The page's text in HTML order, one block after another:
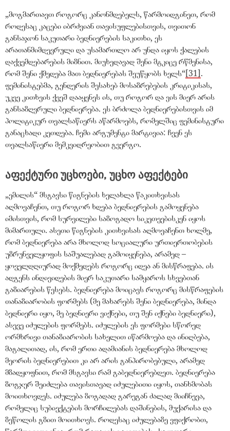
„მოგმართავთ როგორც კანონმდებელს, წარმოიდგინეთ, რომ
როდესაც კაცები იბრძვიან თავისუფლებისთვის, თვითონ
განსაჯონ საკუთარი ბედნიერების საკითხი, ეს
არათანმიმდევრული და უსამართლო არ უნდა იყოს ქალების
დაქვემდებარების მიზნით. მიუხედავად შენი მტკიცე რწმენისა,
რომ შენი ქმედება მათ ბედნიერებას შეუწყობს ხელს“[31].
ფემინისტებმა, გენდერის შესახებ მოსაზრებების კრიტიკისას,
უკვე კითხვის ქვეშ დააყენეს ის, თუ როგორ და ვის მიერ არის
განსაზღვრული ბედნიერება. ეს ბრძოლა ბედნიერებისთვის იმ
პოლიტიკურ თვალსაწიერს აწარმოებს, რომელშიც ფემინისტური
განაცხადი კეთდება. ჩემი არგუმენტი მარტივია: ჩვენ ეს
თვალსაწიერი მემკვიდრეობით გვერგო.
აფექტური უცხოები, უცხო აფექტები
„ემილის“მსგავსი წიგნების ხელახლა წაკითხვისას
აღმოვაჩენთ, თუ როგორ ხდება ბედნიერების გამოყენება
იმისთვის, რომ სურვილები საზოგადო სიკეთეებისკენ იყოს
მიმართული. ასეთი წიგნების კითხვისას აღმოვაჩენთ ხოლმე,
რომ ბედნიერება არა მხოლოდ სოციალური ურთიერთობების
უზრუნველყოფის საშუალებად გამოიყენება, არამედ –
ყოველდღიურად მოქმედებს როგორც იდეა ან მისწრაფება. ის
ადგენს ინდივიდების მიერ საკუთარი სამყაროს სხვებთან
გაზიარების წესებს. ბედნიერება მოიცავს როგორც მისწრაფების
თანაზიარობის ფორმებს (მე მახარებს შენი ბედნიერება, მინდა
ბედნიერი იყო, მე ბედნიერი ვიქნები, თუ შენ იქნები ბედნიერი),
ასევე იძულების ფორმებს. იძულების ეს ფორმები სწორედ
ორმხრივი თანაზიარობის სახელით იწარმოება და ინიღბება,
მაგალითად, ის, რომ ერთი ადამიანის ბედნიერება მხოლოდ
მეორის ბედნიერებით კი არ არის განპირობებული, არამედ
მზადყოფნით, რომ მსგავსი რამ გაბედნიერებდეთ. ბედნიერება
ზოგჯერ შეიძლება თავისთავად იძულებითი იყოს, თანხმობას
მოითხოვდეს. იძულება ზოგადად გარეგან ძალად მიიჩნევა,
რომელიც სუბიექტების მორჩილებას დაშინების, მუქარისა და
ზეწოლის გზით მოითხოვს. როდესაც იძულებაზე ვფიქრობთ,